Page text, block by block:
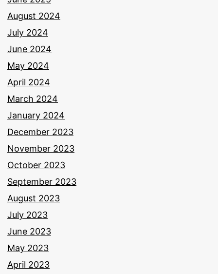
August 2024
July 2024
June 2024
May 2024
April 2024
March 2024
January 2024
December 2023
November 2023
October 2023
September 2023
August 2023
July 2023
June 2023
May 2023
April 2023